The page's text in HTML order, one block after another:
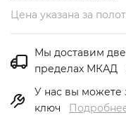
Цена указана за
Мы доставим
пределах МКАД
У нас вы можете
ключ